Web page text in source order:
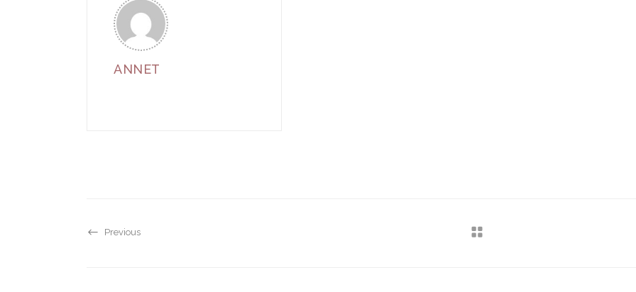
ANNET
Previous